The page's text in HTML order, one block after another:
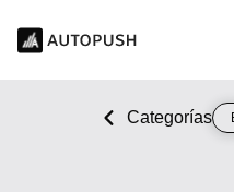
Categorías